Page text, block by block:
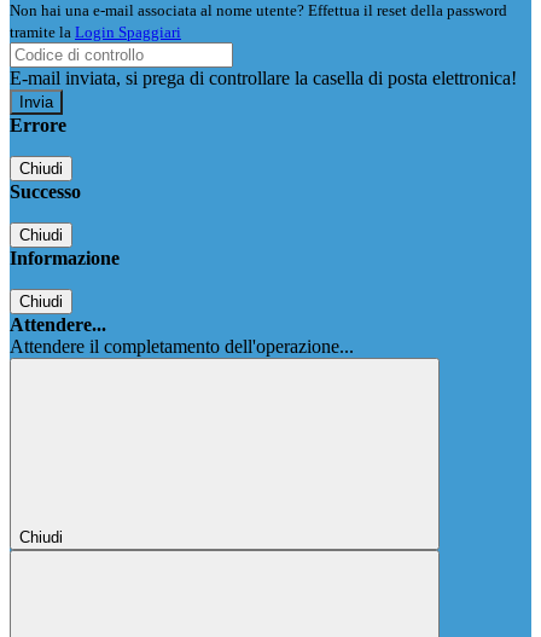
Non hai una e-mail associata al nome utente? Effettua il reset della password
tramite la Login Spaggiari
E-mail inviata, si prega di controllare la casella di posta elettronica!
Errore
Chiudi
Successo
Chiudi
Informazione
Chiudi
Attendere...
Attendere il completamento dell'operazione...
Chiudi